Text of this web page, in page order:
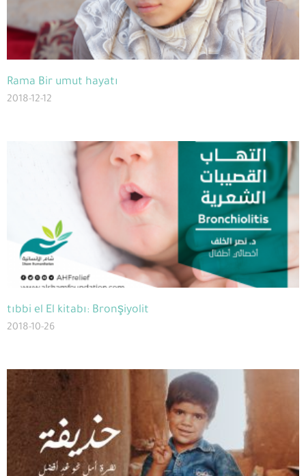
Rama Bir umut hayatı
2018-12-12
tıbbi el El kitabı: Bronşiyolit
2018-10-26